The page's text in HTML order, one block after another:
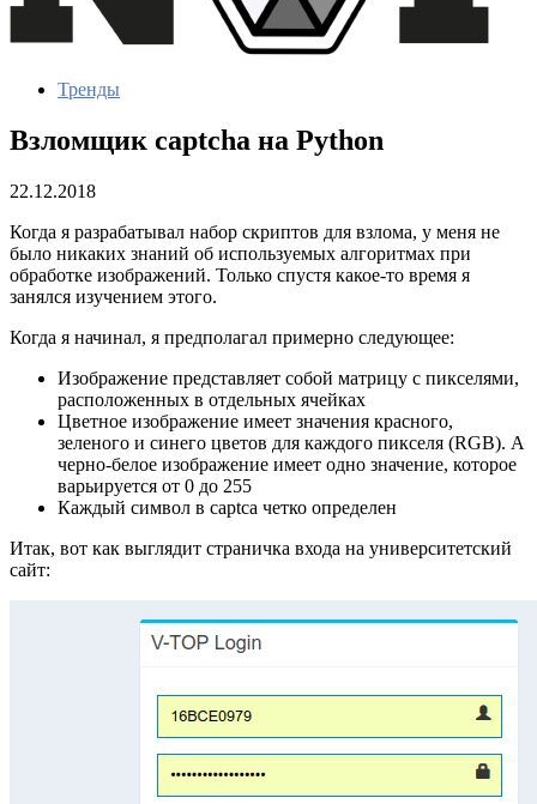
Тренды
Взломщик captcha на Python
22.12.2018
Когда я разрабатывал набор скриптов для взлома, у меня не
было никаких знаний об используемых алгоритмах при
обработке изображений. Только спустя какое-то время я
занялся изучением этого.
Когда я начинал, я предполагал примерно следующее:
Изображение представляет собой матрицу с пикселями,
расположенных в отдельных ячейках
Цветное изображение имеет значения красного,
зеленого и синего цветов для каждого пикселя (RGB). А
черно-белое изображение имеет одно значение, которое
варьируется от 0 до 255
Каждый символ в captca четко определен
Итак, вот как выглядит страничка входа на университетский
сайт: